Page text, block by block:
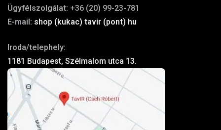
Ügyfélszolgálat: +36 (20) 99-23-781
E-mail: shop (kukac) tavir (pont) hu
Iroda/telephely:
1181 Budapest, Szélmalom utca 13.